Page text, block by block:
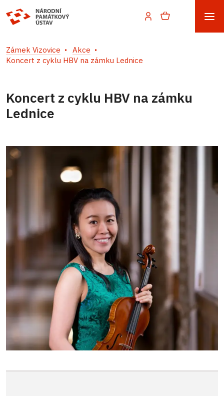
Zámek Vizovice
Akce
Koncert z cyklu HBV na zámku Lednice
Koncert z cyklu HBV na zámku
Lednice